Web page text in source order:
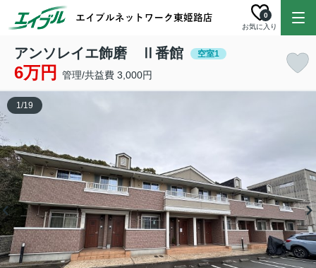
お気に入り
0
アンソレイエ飾磨 Ⅱ番館 空室1
6万円 管理/共益費 3,000円
1/19